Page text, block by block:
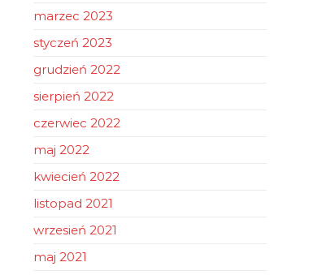
marzec 2023
styczeń 2023
grudzień 2022
sierpień 2022
czerwiec 2022
maj 2022
kwiecień 2022
listopad 2021
wrzesień 2021
maj 2021